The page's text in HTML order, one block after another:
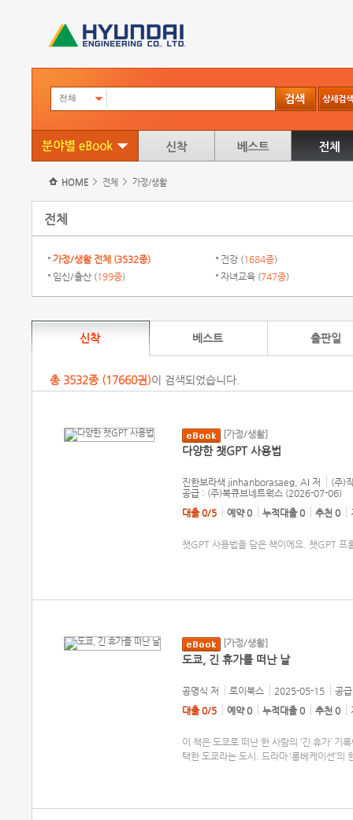
전체
HOME 전체 가정/생활
전체
가정/생활 전체 (3532종) 건강 (1684종)
임신/출산 (199종) 자녀교육 (747종)
신착 베스트 출판일
총 3532종 (17660권)이 검색되었습니다.
[가정/생활]
다양한 챗GPT 사용법
진한보라색 jinhanborasaeg, AI 저
(주)
공급 : (주)북큐브네트웍스 (2026-07-06)
대출 0/5
예약 0 누적대출 0 추천 0
챗GPT 사용법을 담은 책이에요. 챗GPT 프
[가정/생활]
도쿄, 긴 휴가를 떠난 날
공명식 저 로이북스 2025-05-15
공
대출 0/5
예약 0 누적대출 0 추천 0
이 책은 도쿄로 떠난 한 사람의 ‘긴 휴가’
택한 도쿄라는 도시. 드라마 ‘롱베케이션’의